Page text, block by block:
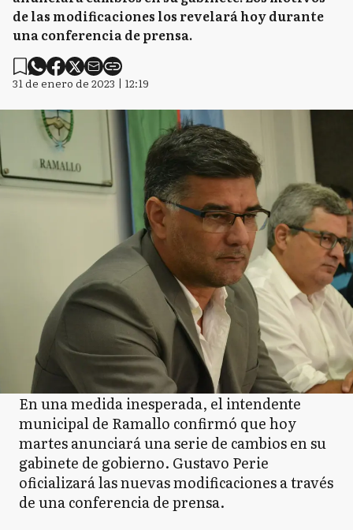
de las modificaciones los revelará hoy durante
una conferencia de prensa.
31 de enero de 2023 | 12:19
En una medida inesperada, el intendente
municipal de Ramallo confirmó que hoy
martes anunciará una serie de cambios en su
gabinete de gobierno. Gustavo Perie
oficializará las nuevas modificaciones a través
de una conferencia de prensa.